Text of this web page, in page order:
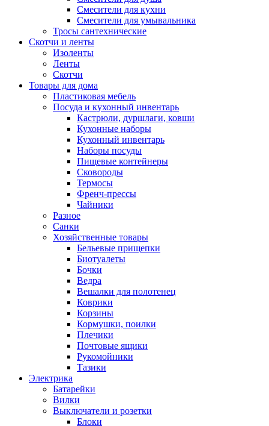
Смесители для кухни
Смесители для умывальника
Тросы сантехнические
Скотчи и ленты
Изоленты
Ленты
Скотчи
Товары для дома
Пластиковая мебель
Посуда и кухонный инвентарь
Кастрюли, дуршлаги, ковши
Кухонные наборы
Кухонный инвентарь
Наборы посуды
Пищевые контейнеры
Сковороды
Термосы
Френч-прессы
Чайники
Разное
Санки
Хозяйственные товары
Бельевые прищепки
Биотуалеты
Бочки
Ведра
Вешалки для полотенец
Коврики
Корзины
Кормушки, поилки
Плечики
Почтовые ящики
Рукомойники
Тазики
Электрика
Батарейки
Вилки
Выключатели и розетки
Блоки